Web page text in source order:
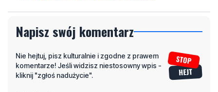
Napisz swój komentarz
Nie hejtuj, pisz kulturalnie i zgodne z prawem
komentarze! Jeśli widzisz niestosowny wpis -
kliknij "zgłoś nadużycie".